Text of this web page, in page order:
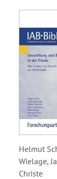
Helmut
Wielage,
Christe